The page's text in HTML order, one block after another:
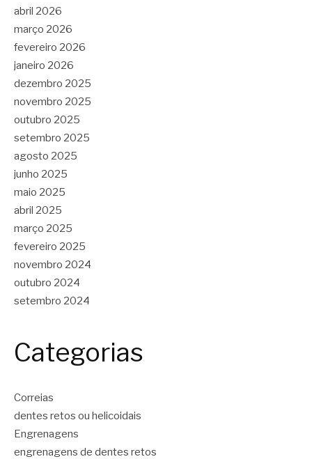
abril 2026
março 2026
fevereiro 2026
janeiro 2026
dezembro 2025
novembro 2025
outubro 2025
setembro 2025
agosto 2025
junho 2025
maio 2025
abril 2025
março 2025
fevereiro 2025
novembro 2024
outubro 2024
setembro 2024
Categorias
Correias
dentes retos ou helicoidais
Engrenagens
engrenagens de dentes retos